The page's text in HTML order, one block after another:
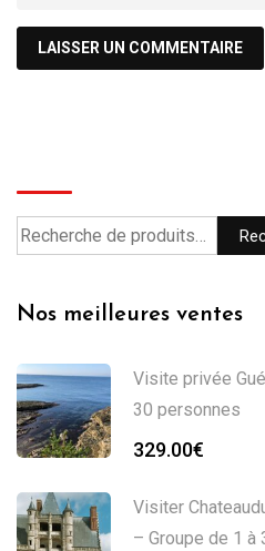
Nos meilleures ventes
Visite privée
30 personnes
329.00€
Visiter
– Groupe de 1 à